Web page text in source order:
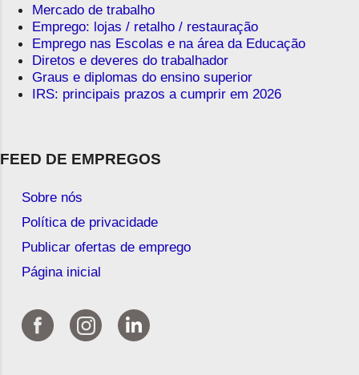
Mercado de trabalho
Emprego: lojas / retalho / restauração
Emprego nas Escolas e na área da Educação
Diretos e deveres do trabalhador
Graus e diplomas do ensino superior
IRS: principais prazos a cumprir em 2026
FEED DE EMPREGOS
Sobre nós
Política de privacidade
Publicar ofertas de emprego
Página inicial